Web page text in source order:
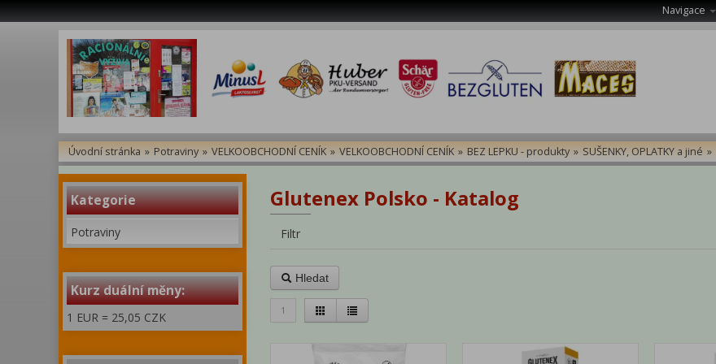
Navigace
Úvodní stránka » Potraviny » VELKOOBCHODNÍ CENÍK » VELKOOBCHODNÍ CENÍK » BEZ LEPKU - produkty » SUŠENKY, OPLATKY a jiné »
Kategorie
Potraviny
Kurz duální měny:
1 EUR = 25,05 CZK
Glutenex Polsko - Katalog
Filtr
Hledat
1